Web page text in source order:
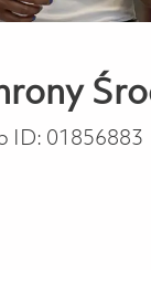
ID: 01856883